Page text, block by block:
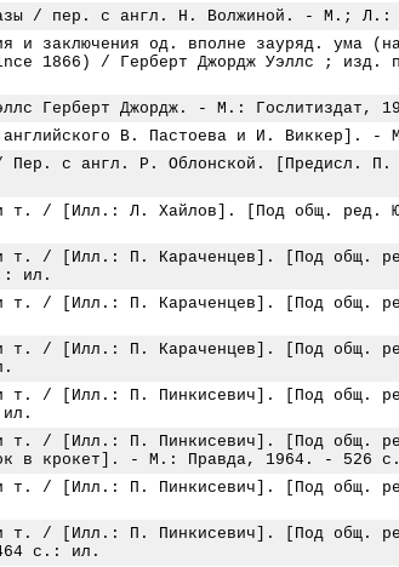
/ пер. с англ. Н. Волжиной. - М.;
и заключения од. вполне зауряд.
1866) / Герберт Джордж Уэллс ;
Герберт Джордж. - М.: Гослитиздат,
В. Пастоева и И. Виккер]. -
/ Пер. с англ. Р. Облонской. [Предисл.
т. / [Илл.: Л. Хайлов]. [Под общ. ред.
т. / [Илл.: П. Караченцев]. [Под общ.
ил.
т. / [Илл.: П. Караченцев]. [Под
т. / [Илл.: П. Караченцев]. [Под общ.
т. / [Илл.: П. Пинкисевич]. [Под общ.
т. / [Илл.: П. Пинкисевич]. [Под общ.
в крокет]. - М.: Правда, 1964. - 526
т. / [Илл.: П. Пинкисевич]. [Под общ.
т. / [Илл.: П. Пинкисевич]. [Под общ.
с.: ил.